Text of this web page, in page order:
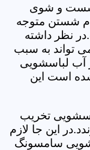
شست و شوی
شستن متوجه
نظر داشته
تواند به سبب
آب لباسشویی
است این
تخریب
این جا لازم
سامسونگ